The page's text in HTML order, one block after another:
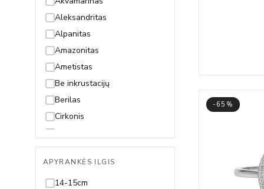
Aleksandritas
Alpanitas
Amazonitas
Ametistas
Be inkrustacijų
Berilas
Cirkonis
Deimantas
Gintaras
Granatas
APYRANKĖS ILGIS
14-15cm
-65%